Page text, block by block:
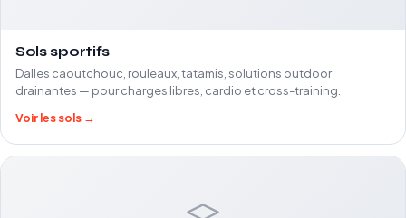
Sols sportifs
Dalles caoutchouc, rouleaux, tatamis, solutions outdoor
drainantes — pour charges libres, cardio et cross-training.
Voir les sols →